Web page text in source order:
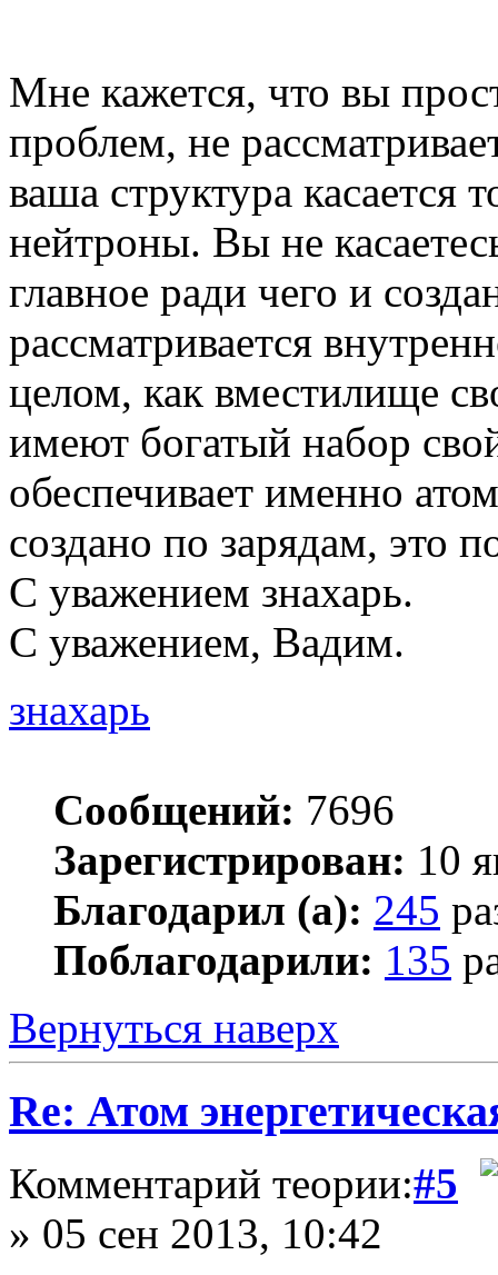
Мне кажется, что вы
проблем, не
ваша структура касается
нейтроны. Вы не
главное ради чего и
рассматривается
целом, как вместилище
имеют богатый набор
обеспечивает именно
создано по зарядам, это
С уважением знахарь.
С уважением, Вадим.
знахарь
Сообщений: 7696
Зарегистрирован: 10
Благодарил (а): 245
Поблагодарили: 135
Вернуться наверх
Re: Атом
Комментарий теории:#5
» 05 сен 2013, 10:42